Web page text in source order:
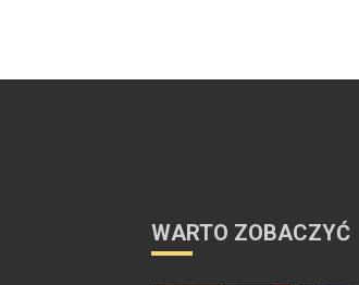
WARTO ZOBACZYĆ